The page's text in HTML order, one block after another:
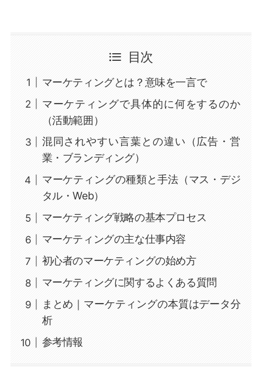
目次
マーケティングとは？意味を一言で
マーケティングで具体的に何をするのか
（活動範囲）
混同されやすい言葉との違い（広告・営
業・ブランディング）
マーケティングの種類と手法（マス・デジ
タル・Web）
マーケティング戦略の基本プロセス
マーケティングの主な仕事内容
初心者のマーケティングの始め方
マーケティングに関するよくある質問
まとめ｜マーケティングの本質はデータ分
析
参考情報